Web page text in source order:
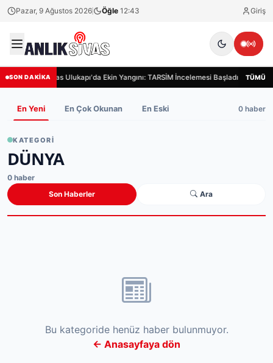
Pazar, 9 Ağustos 2026 Öğle 12:43 Giriş
SON DAKİKASivas Ulukapı'da Ekin Yangını: TARSİM İncelemesi Başladı TÜMÜ
En Yeni En Çok Okunan En Eski 0 haber
KATEGORI
DÜNYA
0 haber
Son Haberler
Ara
Bu kategoride henüz haber bulunmuyor.
← Anasayfaya dön